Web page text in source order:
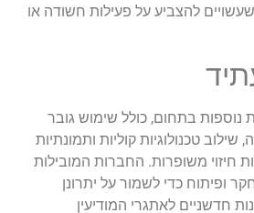
שעשויים להצביע על פעילות חשודה או
נוספות בתחום, כולל שימוש גובר
טכנולוגיות קוליות ותמונתיות
חיזוי משופרות. החברות המובילות
ופיתוח כדי לשמור על יתרונן
חדשניים לאתגרי המודיעין